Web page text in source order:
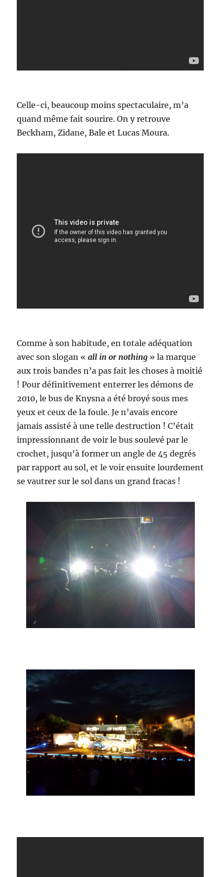
Celle-ci, beaucoup moins spectaculaire, m’a
quand même fait sourire. On y retrouve
Beckham, Zidane, Bale et Lucas Moura.
Comme à son habitude, en totale adéquation
avec son slogan «all in or nothing » la marque
aux trois bandes n’a pas fait les choses à moitié
! Pour définitivement enterrer les démons de
2010, le bus de Knysna a été broyé sous mes
yeux et ceux de la foule. Je n’avais encore
jamais assisté à une telle destruction ! C’était
impressionnant de voir le bus soulevé par le
crochet, jusqu’à former un angle de 45 degrés
par rapport au sol, et le voir ensuite lourdement
se vautrer sur le sol dans un grand fracas !